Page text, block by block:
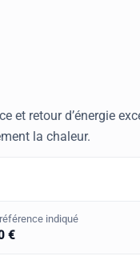
et retour d’énergie
la chaleur.
indiqué
€